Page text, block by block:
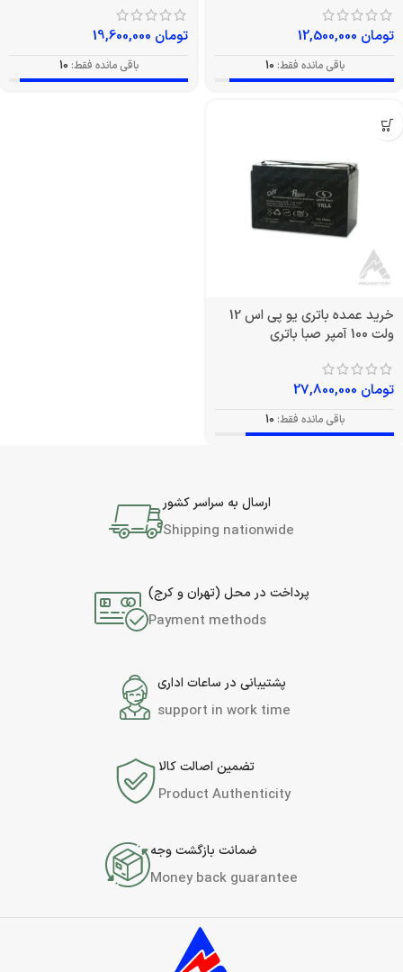
تومان
باقی مانده فقط: 10
تومان
باقی مانده فقط: 10
خرید عمده باتری یو پی اس 12
ولت 100 آمپر صبا باتری
تومان
باقی مانده فقط: 10
ارسال به سراسر کشور
Shipping nationwide
پرداخت در محل (تهران و کرج)
Payment methods
پشتیبانی در ساعات اداری
support in work time
تضمین اصالت کالا
Product Authenticity
ضمانت بازگشت وجه
Money back guarantee